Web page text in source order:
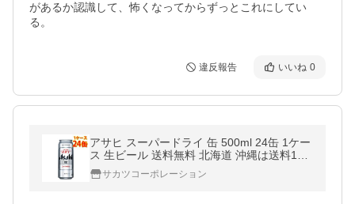
があるか認識して、怖くなってからずっとこれにしてい
る。
違反報告 いいね 0
アサヒ スーパードライ 缶 500ml 24缶 1ケー
ス 生ビール 送料無料 北海道 沖縄は送料100
0円 代引不可 同梱不可 日時指定不可
サカツコーポレーション